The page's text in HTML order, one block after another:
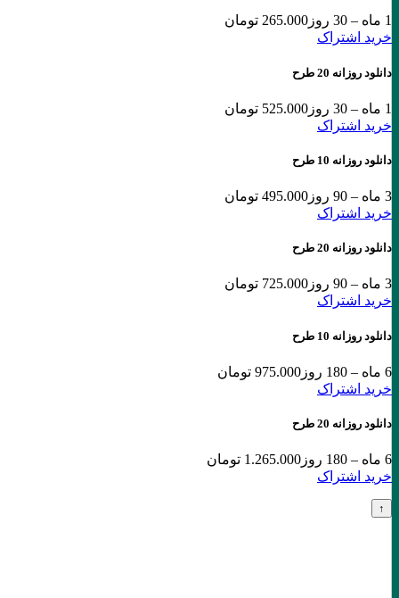
265.000 تومان
خرید اشتراک
دانلود روزانه 20 طرح
525.000 تومان
خرید اشتراک
دانلود روزانه 10 طرح
495.000 تومان
خرید اشتراک
دانلود روزانه 20 طرح
725.000 تومان
خرید اشتراک
دانلود روزانه 10 طرح
975.000 تومان
خرید اشتراک
دانلود روزانه 20 طرح
1.265.000 تومان
خرید اشتراک